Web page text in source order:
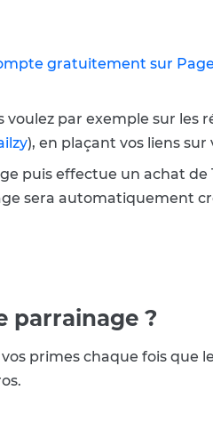
gratuitement sur
par exemple sur les
), en plaçant vos liens
puis effectue un achat de
sera automatiquement
parrainage ?
primes chaque fois que